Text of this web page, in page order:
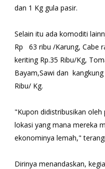
dan 1 Kg gula pasir.
Selain itu ada komoditi
Rp 63 ribu /Karung, Cabe
keriting Rp.35 Ribu/Kg,
Bayam,Sawi dan
Ribu/ Kg.
"Kupon didistribusikan
lokasi yang mana mereka
ekonominya lemah,"
Dirinya menandaskan,